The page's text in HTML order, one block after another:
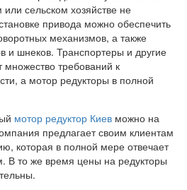
сельском хозяйстве не
привода можно обеспечить
механизмов, а также
и шнеков. Транспортеры и другие
требований к
а мотор редукторы в полной
мотор редуктор Киев можно на
предлагает своим клиентам
которая в полной мере отвечает
В то же время цены на редукторы